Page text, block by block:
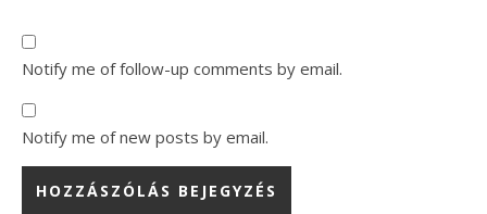
Notify me of follow-up comments by email.
Notify me of new posts by email.